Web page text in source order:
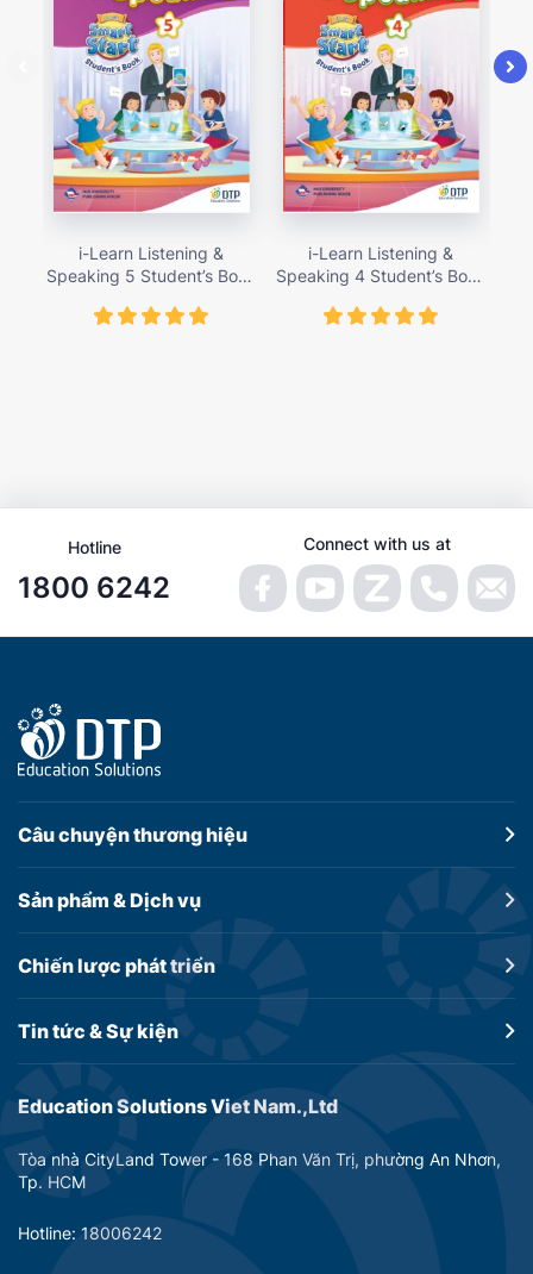
i-Learn Listening &
Speaking 5 Student’s Book
i-Learn Listening &
Speaking 4 Student’s Book
Hotline
1800 6242
Connect with us at
Education Solutions Viet Nam.,Ltd
Tòa nhà CityLand Tower - 168 Phan Văn Trị, phường An Nhơn,
Tp. HCM
Hotline: 18006242
Câu chuyệnthương hiệu
Sản phẩm &Dịch vụ
Chiến lược phát triển
Tin tức &Sự kiện